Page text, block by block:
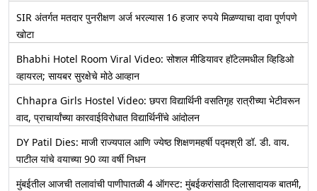
SIR अंतर्गत मतदार पुनरीक्षण अर्ज भरल्यास 16 हजार रुपये मिळण्याचा दावा पूर्णपणे
खोटा
Bhabhi Hotel Room Viral Video: सोशल मीडियावर हॉटेलमधील व्हिडिओ
व्हायरल; सायबर सुरक्षेचे मोठे आव्हान
Chhapra Girls Hostel Video: छपरा विद्यार्थिनी वसतिगृह रात्रीच्या भेटीवरून
वाद, प्राचार्यांच्या कारवाईविरोधात विद्यार्थिनींचे आंदोलन
DY Patil Dies: माजी राज्यपाल आणि ज्येष्ठ शिक्षणमहर्षी पद्मश्री डॉ. डी. वाय.
पाटील यांचे वयाच्या 90 व्या वर्षी निधन
मुंबईतील आजची तलावांची पाणीपातळी 4 ऑगस्ट: मुंबईकरांसाठी दिलासादायक बातमी,